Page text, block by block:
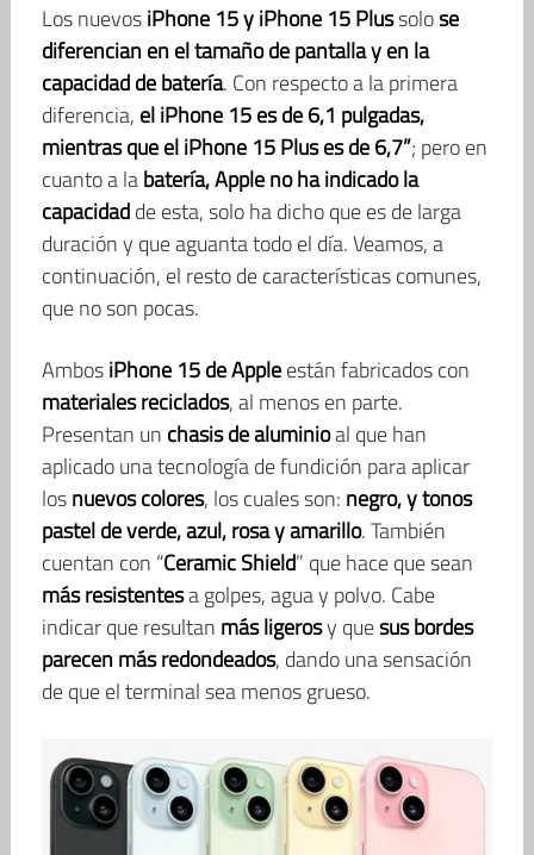
Los nuevosiPhone 15 y iPhone 15 Plussolose
diferencian en el tamaño de pantalla y en la
capacidad de batería. Con respecto a la primera
diferencia, el iPhone 15 es de 6,1 pulgadas,
mientras que el iPhone 15 Plus es de 6,7”; pero en
cuanto a labatería, Apple no ha indicado la
capacidadde esta, solo ha dicho que es de larga
duración y que aguanta todo el día. Veamos, a
continuación, el resto de características comunes,
que no son pocas.
AmbosiPhone 15 de Appleestán fabricados con
materiales reciclados, al menos en parte.
Presentan un chasis de aluminioal que han
aplicado una tecnología de fundición para aplicar
losnuevos colores, los cuales son: negro, y tonos
pastel de verde, azul, rosa y amarillo. También
cuentan con “Ceramic Shield” que hace que sean
más resistentesa golpes, agua y polvo. Cabe
indicar que resultan más ligerosy quesus bordes
parecen más redondeados, dando una sensación
de que el terminal sea menos grueso.